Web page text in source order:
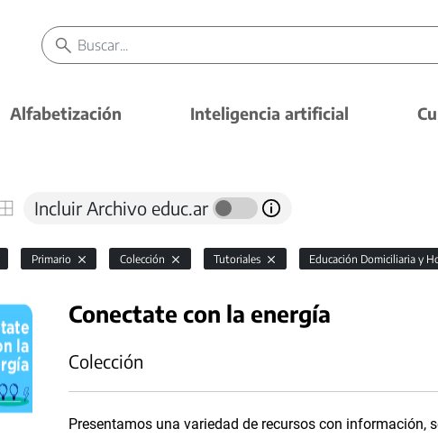
Alfabetización Inteligencia artificial
Incluir Archivo educ.ar
Primario Colección Tutoriales Educación Domiciliaria y
Conectate con la energía
Colección
Presentamos una variedad de recursos con información,